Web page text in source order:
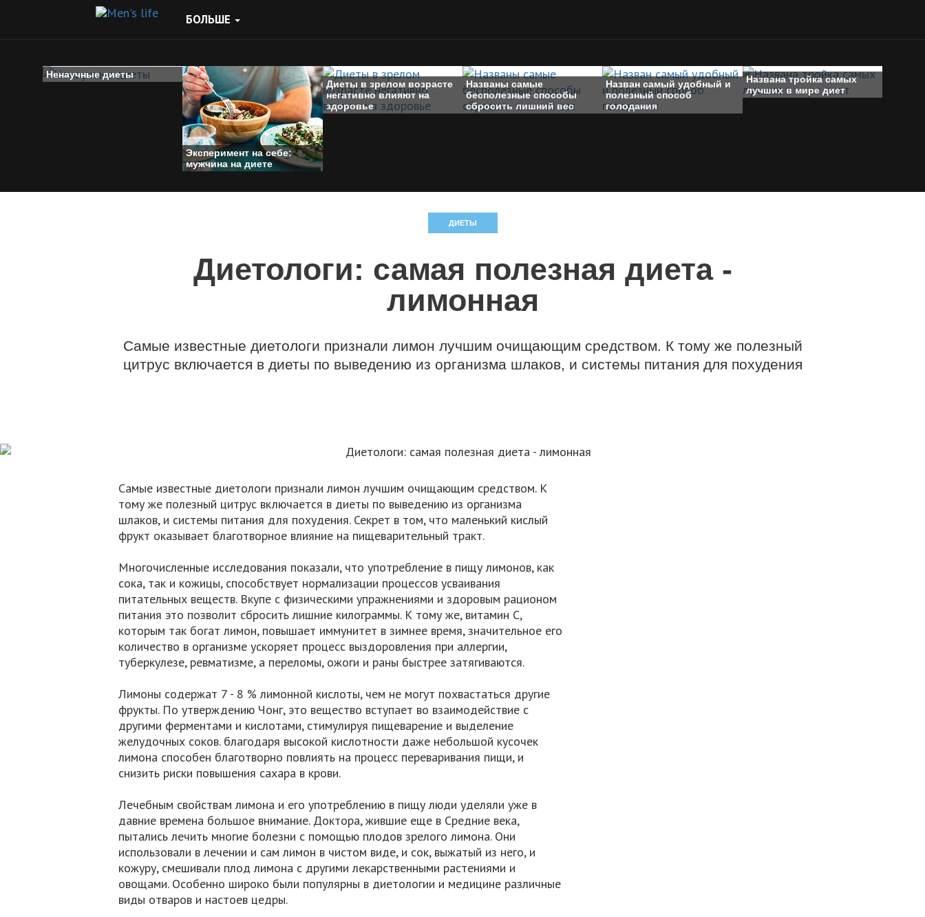
БОЛЬШЕ
Ненаучные диеты
Эксперимент на себе:
мужчина на диете
Диеты в зрелом возрасте
негативно влияют на
здоровье
Названы самые
бесполезные способы
сбросить лишний вес
Назван самый удобный и
полезный способ
голодания
Названа тройка самых
лучших в мире диет
ДИЕТЫ
Диетологи: самая полезная диета -
лимонная
Самые известные диетологи признали лимон лучшим очищающим средством. К тому же полезный
цитрус включается в диеты по выведению из организма шлаков, и системы питания для похудения
Самые известные диетологи признали лимон лучшим очищающим средством. К
тому же полезный цитрус включается в диеты по выведению из организма
шлаков, и системы питания для похудения. Секрет в том, что маленький кислый
фрукт оказывает благотворное влияние на пищеварительный тракт.
Многочисленные исследования показали, что употребление в пищу лимонов, как
сока, так и кожицы, способствует нормализации процессов усваивания
питательных веществ. Вкупе с физическими упражнениями и здоровым рационом
питания это позволит сбросить лишние килограммы. К тому же, витамин С,
которым так богат лимон, повышает иммунитет в зимнее время, значительное его
количество в организме ускоряет процесс выздоровления при аллергии,
туберкулезе, ревматизме, а переломы, ожоги и раны быстрее затягиваются.
Лимоны содержат 7 - 8 % лимонной кислоты, чем не могут похвастаться другие
фрукты. По утверждению Чонг, это вещество вступает во взаимодействие с
другими ферментами и кислотами, стимулируя пищеварение и выделение
желудочных соков. благодаря высокой кислотности даже небольшой кусочек
лимона способен благотворно повлиять на процесс переваривания пищи, и
снизить риски повышения сахара в крови.
Лечебным свойствам лимона и его употреблению в пищу люди уделяли уже в
давние времена большое внимание. Доктора, жившие еще в Средние века,
пытались лечить многие болезни с помощью плодов зрелого лимона. Они
использовали в лечении и сам лимон в чистом виде, и сок, выжатый из него, и
кожуру, смешивали плод лимона с другими лекарственными растениями и
овощами. Особенно широко были популярны в диетологии и медицине различные
виды отваров и настоев цедры.